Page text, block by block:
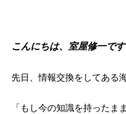
こんにちは、室屋修一です
先日、情報交換をしてある
「もし今の知識を持ったま